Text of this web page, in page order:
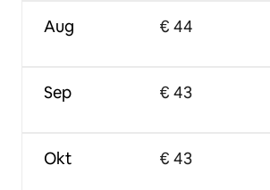
Aug
Sep
Okt
€ 44
€ 43
€ 43